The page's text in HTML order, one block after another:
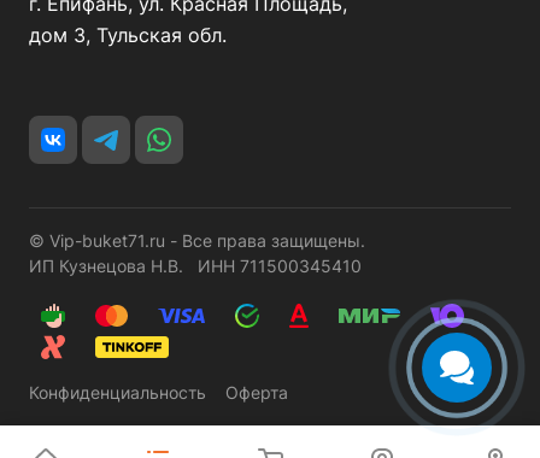
дом 3, Тульская обл.
© Vip-buket71.ru - Все права защищены.
ИП Кузнецова Н.В. ИНН 711500345410
Конфиденциальность Оферта